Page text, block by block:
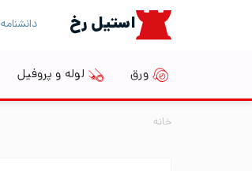
استیل رخ دانشنامه
ورق لوله و پروفیل
خانه